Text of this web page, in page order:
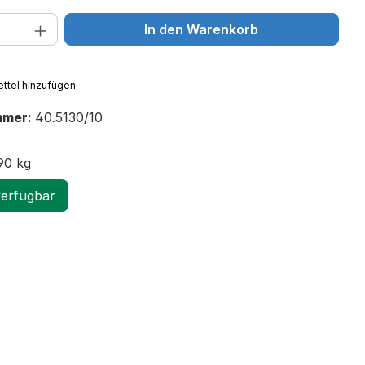
Anzahl: Gib den gewünschten Wert
In den Warenkorb
hinzufügen
40.5130/10
kg